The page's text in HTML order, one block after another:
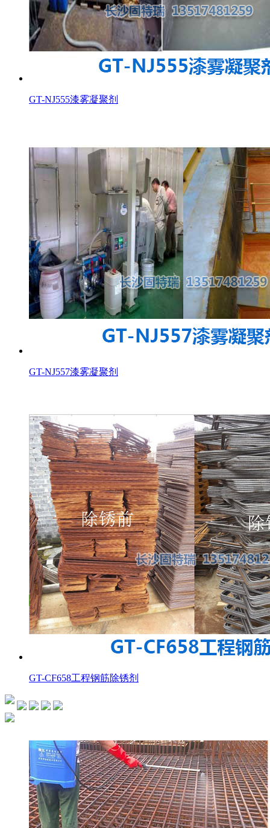
GT-NJ555漆雾凝聚剂
GT-NJ557漆雾凝聚剂
GT-CF658工程钢筋除锈剂